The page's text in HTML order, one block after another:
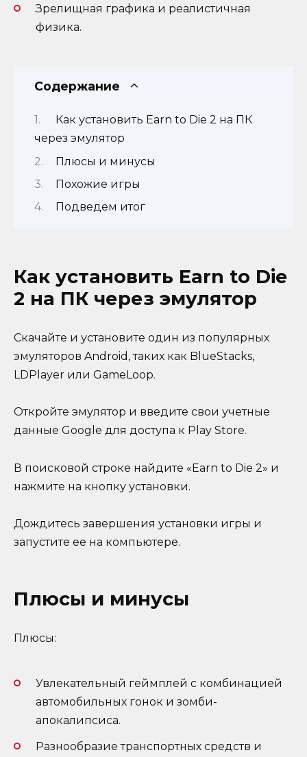
Зрелищная графика и реалистичная
физика.
Содержание
Как установить Earn to Die 2 на ПК
через эмулятор
Плюсы и минусы
Похожие игры
Подведем итог
Как установить Earn to Die
2 на ПК через эмулятор
Скачайте и установите один из популярных
эмуляторов Android, таких как BlueStacks,
LDPlayer или GameLoop.
Откройте эмулятор и введите свои учетные
данные Google для доступа к Play Store.
В поисковой строке найдите «Earn to Die 2» и
нажмите на кнопку установки.
Дождитесь завершения установки игры и
запустите ее на компьютере.
Плюсы и минусы
Плюсы:
Увлекательный геймплей с комбинацией
автомобильных гонок и зомби-
апокалипсиса.
Разнообразие транспортных средств и